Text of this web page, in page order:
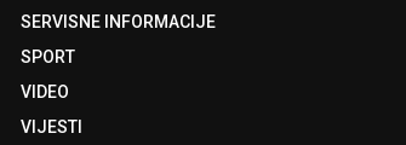
SERVISNE INFORMACIJE
SPORT
VIDEO
VIJESTI